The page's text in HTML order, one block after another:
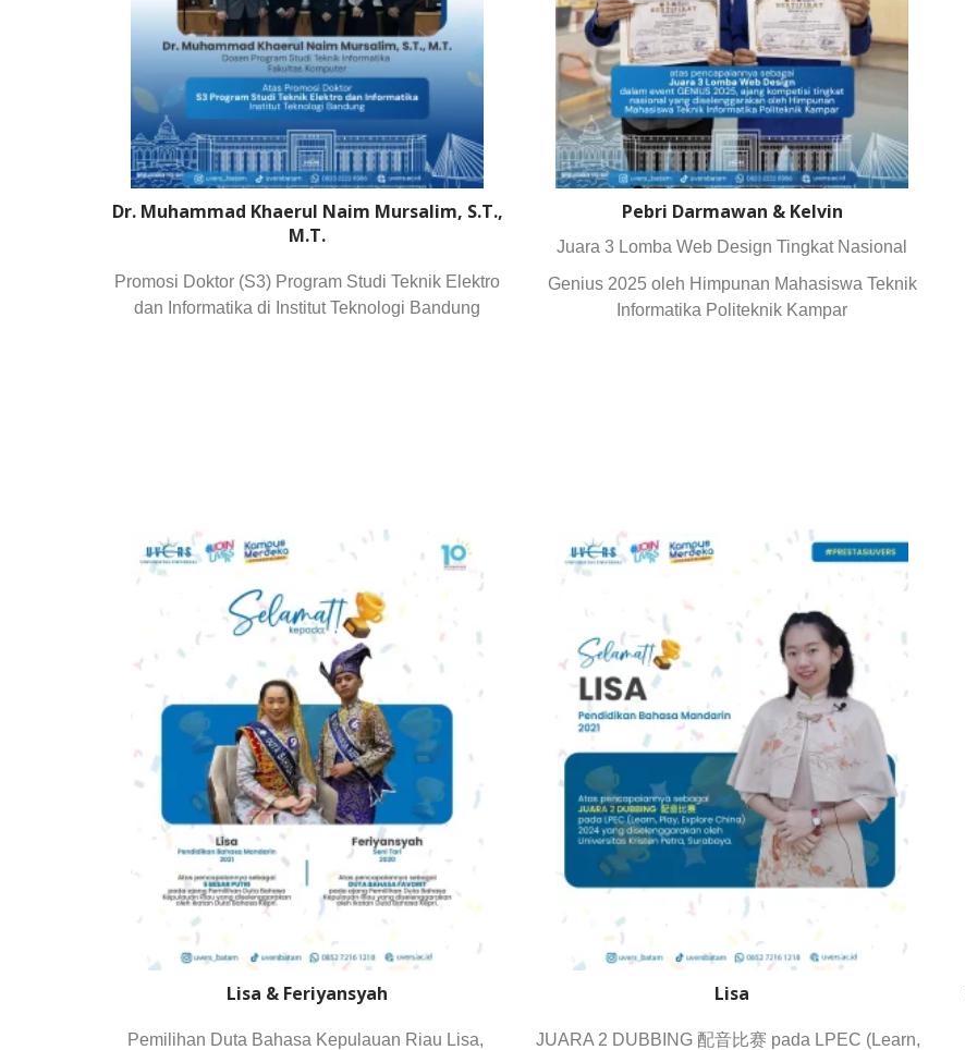
Dr. Muhammad Khaerul Naim Mursalim, S.T.,
M.T.
Promosi Doktor (S3) Program Studi Teknik Elektro
dan Informatika di Institut Teknologi Bandung
Pebri Darmawan & Kelvin
Juara 3 Lomba Web Design Tingkat Nasional
Genius 2025 oleh Himpunan Mahasiswa Teknik
Informatika Politeknik Kampar
Lisa & Feriyansyah
Pemilihan Duta Bahasa Kepulauan Riau Lisa,
Lisa
JUARA 2 DUBBING 配音比赛 pada LPEC (Learn,